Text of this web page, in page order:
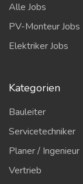
Alle Jobs
PV-Monteur Jobs
Elektriker Jobs
Kategorien
Bauleiter
Servicetechniker
Planer / Ingenieur
Vertrieb